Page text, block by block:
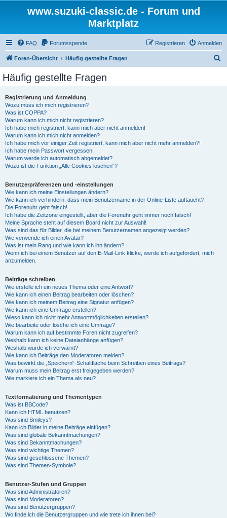
www.suzuki-classic.de - Forum und
Marktplatz
FAQ Forumsspende Anmelden
Registrieren
Foren-Übersicht Häufig gestellte Fragen
Häufig gestellte Fragen
Registrierung und Anmeldung
Wozu muss ich mich registrieren?
Was ist COPPA?
Warum kann ich mich nicht registrieren?
Ich habe mich registriert, kann mich aber nicht anmelden!
Warum kann ich mich nicht anmelden?
Ich habe mich vor einiger Zeit registriert, kann mich aber nicht mehr anmelden?!
Ich habe mein Passwort vergessen!
Warum werde ich automatisch abgemeldet?
Wozu ist die Funktion „Alle Cookies löschen“?
Benutzerpräferenzen und -einstellungen
Wie kann ich meine Einstellungen ändern?
Wie kann ich verhindern, dass mein Benutzername in der Online-Liste auftaucht?
Die Forenuhr geht falsch!
Ich habe die Zeitzone eingestellt, aber die Forenuhr geht immer noch falsch!
Meine Sprache steht auf diesem Board nicht zur Auswahl!
Was sind das für Bilder, die bei meinem Benutzernamen angezeigt werden?
Wie verwende ich einen Avatar?
Was ist mein Rang und wie kann ich ihn ändern?
Wenn ich bei einem Benutzer auf den E-Mail-Link klicke, werde ich aufgefordert, mich
anzumelden.
Beiträge schreiben
Wie erstelle ich ein neues Thema oder eine Antwort?
Wie kann ich einen Beitrag bearbeiten oder löschen?
Wie kann ich meinem Beitrag eine Signatur anfügen?
Wie kann ich eine Umfrage erstellen?
Wieso kann ich nicht mehr Antwortmöglichkeiten erstellen?
Wie bearbeite oder lösche ich eine Umfrage?
Warum kann ich auf bestimmte Foren nicht zugreifen?
Weshalb kann ich keine Dateianhänge anfügen?
Weshalb wurde ich verwarnt?
Wie kann ich Beiträge den Moderatoren melden?
Was bewirkt die „Speichern“-Schaltfläche beim Schreiben eines Beitrags?
Warum muss mein Beitrag erst freigegeben werden?
Wie markiere ich ein Thema als neu?
Textformatierung und Thementypen
Was ist BBCode?
Kann ich HTML benutzen?
Was sind Smileys?
Kann ich Bilder in meine Beiträge einfügen?
Was sind globale Bekanntmachungen?
Was sind Bekanntmachungen?
Was sind wichtige Themen?
Was sind geschlossene Themen?
Was sind Themen-Symbole?
Benutzer-Stufen und Gruppen
Was sind Administratoren?
Was sind Moderatoren?
Was sind Benutzergruppen?
Wo finde ich die Benutzergruppen und wie trete ich ihnen bei?